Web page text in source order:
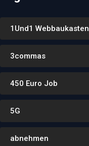
1Und1 Webbaukasten
3commas
450 Euro Job
5G
abnehmen